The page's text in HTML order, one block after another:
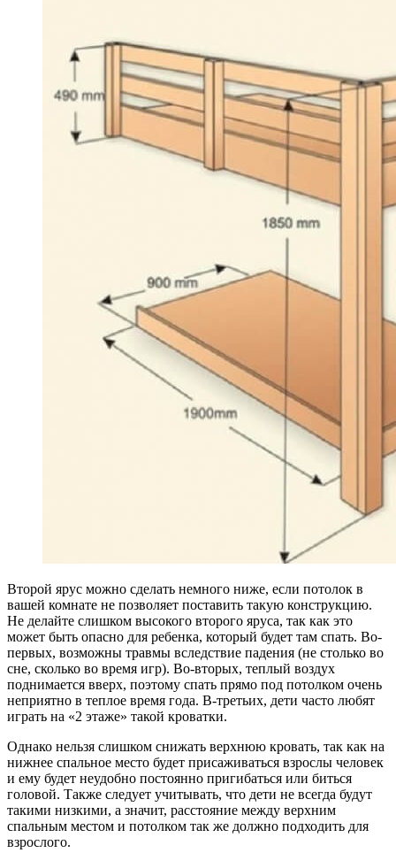
Второй ярус можно сделать немного ниже, если потолок в
вашей комнате не позволяет поставить такую конструкцию.
Не делайте слишком высокого второго яруса, так как это
может быть опасно для ребенка, который будет там спать. Во-
первых, возможны травмы вследствие падения (не столько во
сне, сколько во время игр). Во-вторых, теплый воздух
поднимается вверх, поэтому спать прямо под потолком очень
неприятно в теплое время года. В-третьих, дети часто любят
играть на «2 этаже» такой кроватки.
Однако нельзя слишком снижать верхнюю кровать, так как на
нижнее спальное место будет присаживаться взрослы человек
и ему будет неудобно постоянно пригибаться или биться
головой. Также следует учитывать, что дети не всегда будут
такими низкими, а значит, расстояние между верхним
спальным местом и потолком так же должно подходить для
взрослого.